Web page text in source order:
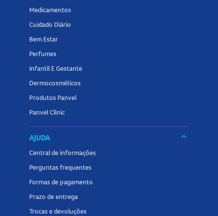
Medicamentos
Cuidado Diário
Bem Estar
Perfumes
Infantil E Gestante
Dermocosméticos
Produtos Panvel
Panvel Clinic
AJUDA keyboard_arrow_down
Central de informações
Perguntas frequentes
Formas de pagamento
Prazo de entrega
Trocas e devoluções